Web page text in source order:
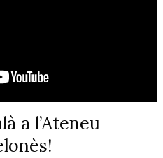
a l’Ateneu